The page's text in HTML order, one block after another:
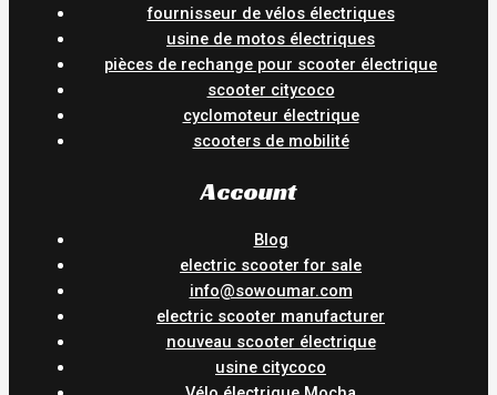
fournisseur de vélos électriques
usine de motos électriques
pièces de rechange pour scooter électrique
scooter citycoco
cyclomoteur électrique
scooters de mobilité
Account
Blog
electric scooter for sale
info@sowoumar.com
electric scooter manufacturer
nouveau scooter électrique
usine citycoco